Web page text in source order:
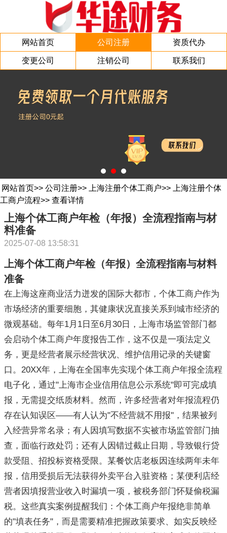
网站首页 公司注册 资质代办
变更公司 注销公司 联系我们
网站首页>> 公司注册>> 上海注册个体工商户>> 上海注册个体
工商户流程>> 查看详情
上海个体工商户年检（年报）全流程指南与材
料准备
2025-07-08 13:58:31
上海个体工商户年检（年报）全流程指南与材料
准备
在上海这座商业活力迸发的国际大都市，个体工商户作为
市场经济的重要细胞，其健康状况直接关系到城市经济的
微观基础。每年1月1日至6月30日，上海市场监管部门都
会启动个体工商户年度报告工作，这不仅是一项法定义
务，更是经营者展示经营状况、维护信用记录的关键窗
口。20XX年，上海在全国率先实现个体工商户年报全流程
电子化，通过"上海市企业信用信息公示系统"即可完成填
报，无需提交纸质材料。然而，许多经营者对年报流程仍
存在认知误区——有人认为"不经营就不用报"，结果被列
入经营异常名录；有人因填写数据不实被市场监管部门抽
查，面临行政处罚；还有人因错过截止日期，导致银行贷
款受阻、招投标资格受限。某餐饮店老板因连续两年未年
报，信用受损后无法获得外卖平台入驻资格；某便利店经
营者因填报营业收入时漏填一项，被税务部门怀疑偷税漏
税。这些真实案例提醒我们：个体工商户年报绝非简单
的"填表任务"，而是需要精准把握政策要求、如实反映经